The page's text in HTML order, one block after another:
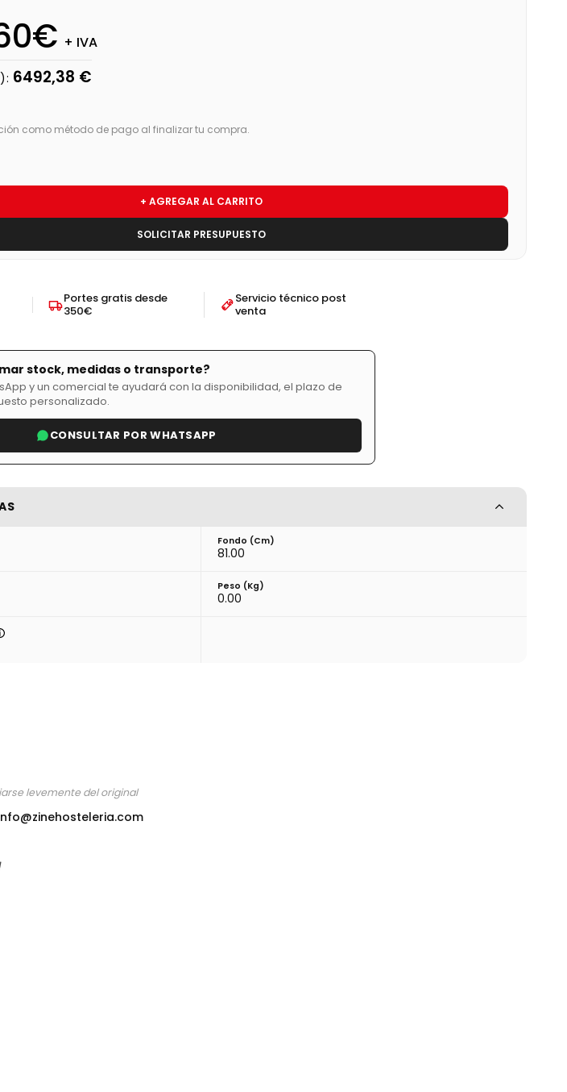
+ IVA
6492,38 €
como método de pago al finalizar tu compra.
+ AGREGAR AL CARRITO
SOLICITAR PRESUPUESTO
Portes gratis desde
350€
Servicio técnico post
venta
stock, medidas o transporte?
y un comercial te ayudará con la disponibilidad, el plazo de
personalizado.
CONSULTAR POR WHATSAPP
Fondo (cm)
81.00
Peso (kg)
0.00
levemente del original